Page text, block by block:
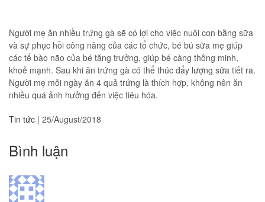
Người mẹ ăn nhiều trứng gà sẽ có lợi cho việc nuôi con bằng sữa
và sự phục hồi công năng của các tổ chức, bé bú sữa mẹ giúp
các tế bào não của bé tăng trưởng, giúp bé càng thông minh,
khoẻ mạnh. Sau khi ăn trứng gà có thể thúc đẩy lượng sữa tiết ra.
Người mẹ mỗi ngày ăn 4 quả trứng là thích hợp, không nên ăn
nhiều quá ảnh hưởng đến việc tiêu hóa.
Tin tức | 25/August/2018
Bình luận